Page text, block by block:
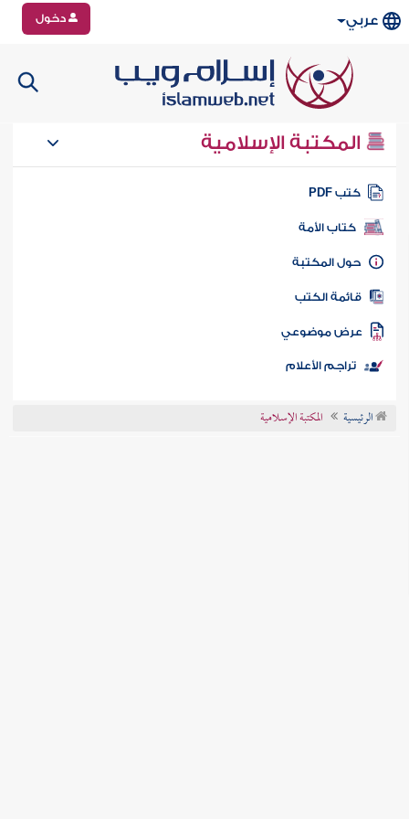
عربي دخول
المكتبة الإسلامية
كتب PDF
كتاب الأمة
المكتبة
الكتب
موضوعي
تراجم الأعلام
الرئيسية المكتبة الإسلامية